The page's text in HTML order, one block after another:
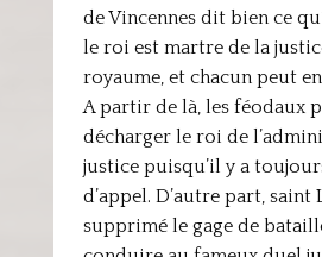
de Vincennes dit bien ce
le roi est martre de la
royaume, et chacun peut
A partir de là, les féodaux
décharger le roi de
justice puisqu’il y a
d’appel. D’autre part, saint
supprimé le gage de